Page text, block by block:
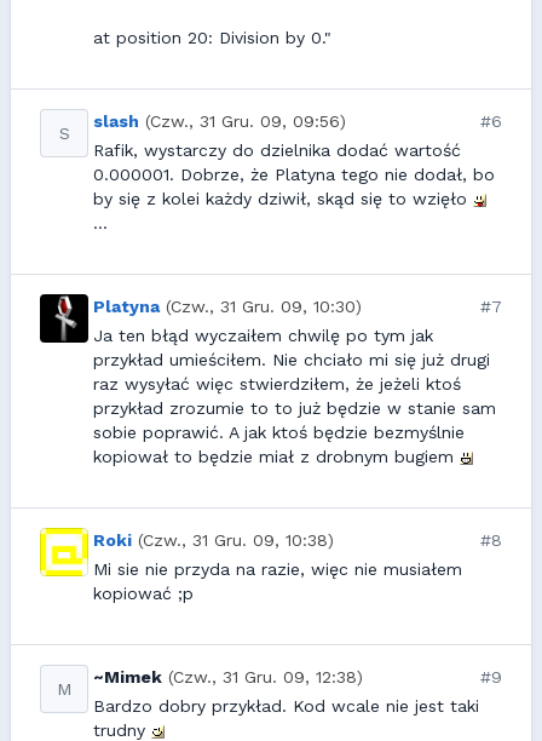
at position 20: Division by 0."
S
slash (Czw., 31 Gru. 09, 09:56)
#6
Rafik, wystarczy do dzielnika dodać wartość
0.000001. Dobrze, że Platyna tego nie dodał, bo
by się z kolei każdy dziwił, skąd się to wzięło
...
Platyna (Czw., 31 Gru. 09, 10:30)
#7
Ja ten błąd wyczaiłem chwilę po tym jak
przykład umieściłem. Nie chciało mi się już drugi
raz wysyłać więc stwierdziłem, że jeżeli ktoś
przykład zrozumie to to już będzie w stanie sam
sobie poprawić. A jak ktoś będzie bezmyślnie
kopiował to będzie miał z drobnym bugiem
Roki (Czw., 31 Gru. 09, 10:38)
#8
Mi sie nie przyda na razie, więc nie musiałem
kopiować ;p
M
~Mimek (Czw., 31 Gru. 09, 12:38)
#9
Bardzo dobry przykład. Kod wcale nie jest taki
trudny